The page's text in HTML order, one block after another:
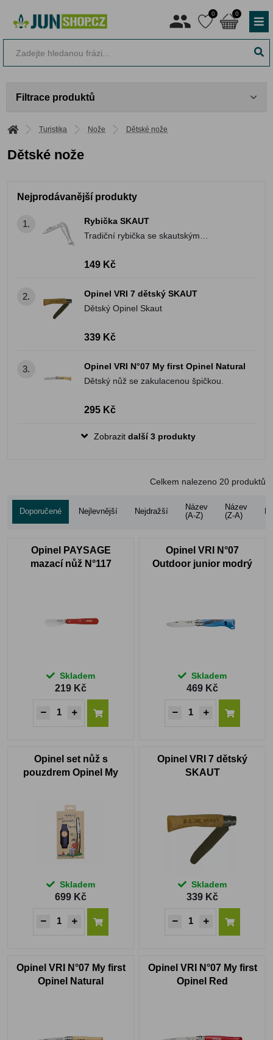
0 0
Filtrace produktů
Turistika Nože Dětské nože
Dětské nože
Nejprodávanější produkty
1.
Rybička SKAUT
Tradiční rybička se skautským
149 Kč
2.
Opinel VRI 7 dětský SKAUT
Dětský Opinel Skaut
339 Kč
3.
Opinel VRI N°07 My first Opinel Natural
Dětský nůž se zakulacenou špičkou.
295 Kč
Zobrazit další 3 produkty
Celkem nalezeno 20 produktů
Doporučené Nejlevnější Nejdražší
Název
(A-Z)
Název
(Z-A)
Opinel PAYSAGE
mazací nůž N°117
Skladem
219 Kč
Opinel VRI N°07
Outdoor junior modrý
Skladem
469 Kč
Opinel set nůž s
pouzdrem Opinel My
Skladem
699 Kč
Opinel VRI 7 dětský
SKAUT
Skladem
339 Kč
Opinel VRI N°07 My first
Opinel Natural
Opinel VRI N°07 My first
Opinel Red